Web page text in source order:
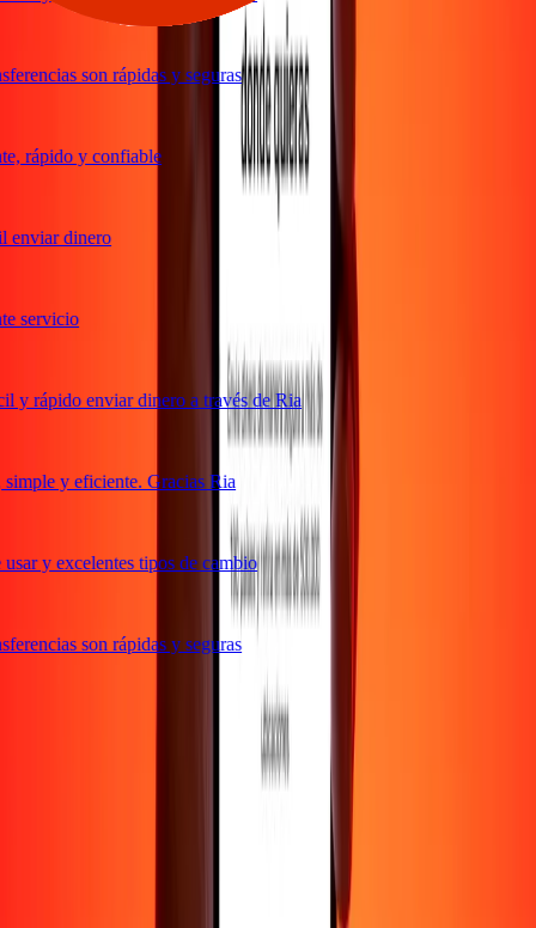
son rápidas y seguras
rápido y confiable
dinero
servicio
rápido enviar dinero a través de Ria
y eficiente. Gracias Ria
y excelentes tipos de cambio
son rápidas y seguras